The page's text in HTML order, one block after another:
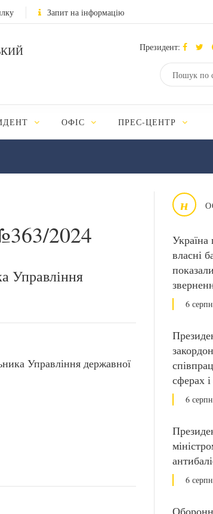
Запит на інформацію
Президент:
ОФІС ПРЕС-ЦЕНТР
н
власні
6
сферах
6
6
2024
Управління
Управління державної